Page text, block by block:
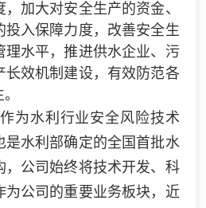
加大对安全生产的资金、
投入保障力度，改善安全生
理水平，推进供水企业、污
长效机制建设，有效防范各
为水利行业安全风险技术
是水利部确定的全国首批水
，公司始终将技术开发、科
为公司的重要业务板块，近